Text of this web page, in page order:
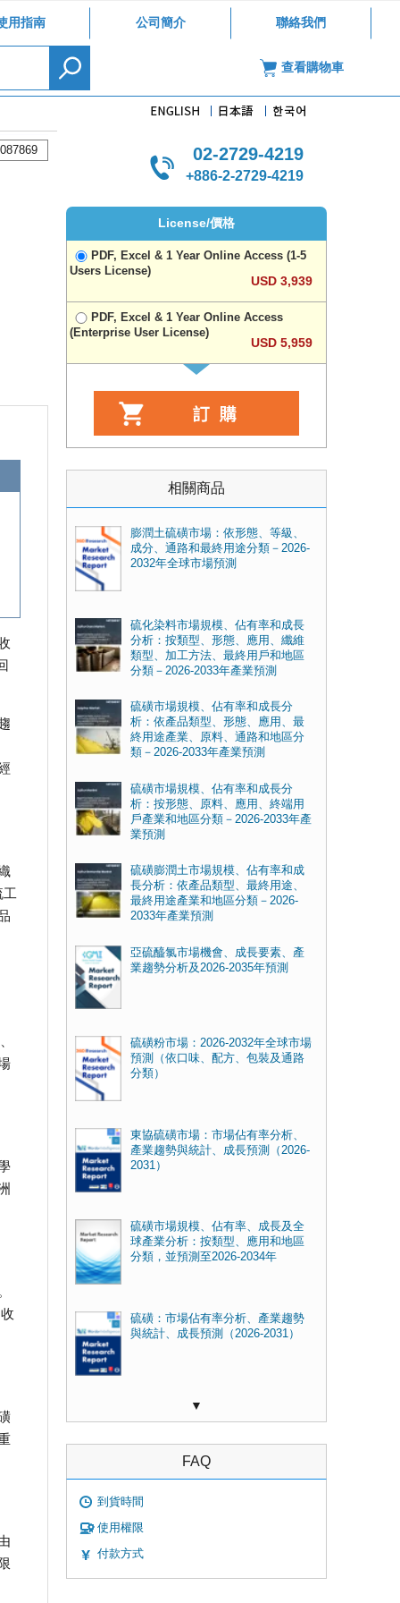
用指南 公司簡介 聯絡我們
查看購物車
工
02-2729-4219
+886-2-2729-4219
License/價格
PDF, Excel & 1 Year Online Access (1-5
Users License)
USD 3,939
PDF, Excel & 1 Year Online Access
(Enterprise User License)
USD 5,959
相關商品
膨潤土硫磺市場：依形態、等級、
成分、通路和最終用途分類－2026-
2032年全球市場預測
硫化染料市場規模、佔有率和成長
分析：按類型、形態、應用、纖維
類型、加工方法、最終用戶和地區
分類－2026-2033年產業預測
硫磺市場規模、佔有率和成長分
析：依產品類型、形態、應用、最
終用途產業、原料、通路和地區分
類－2026-2033年產業預測
硫磺市場規模、佔有率和成長分
析：按形態、原料、應用、終端用
戶產業和地區分類－2026-2033年產
業預測
硫磺膨潤土市場規模、佔有率和成
長分析：依產品類型、最終用途、
最終用途產業和地區分類－2026-
2033年產業預測
亞硫醯氯市場機會、成長要素、產
業趨勢分析及2026-2035年預測
硫磺粉市場：2026-2032年全球市場
預測（依口味、配方、包裝及通路
分類）
東協硫磺市場：市場佔有率分析、
產業趨勢與統計、成長預測（2026-
2031）
硫磺市場規模、佔有率、成長及全
球產業分析：按類型、應用和地區
分類，並預測至2026-2034年
硫磺：市場佔有率分析、產業趨勢
與統計、成長預測（2026-2031）
▼
FAQ
到貨時間
使用權限
付款方式